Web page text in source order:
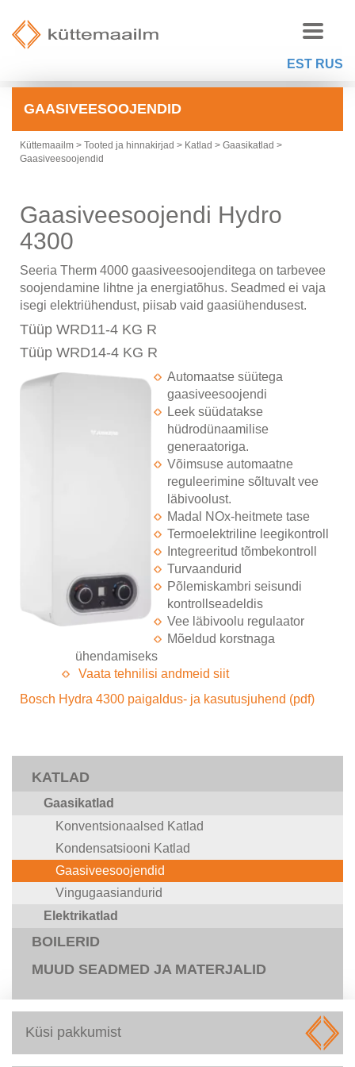
EST RUS
GAASIVEESOOJENDID
Küttemaailm > Tooted ja hinnakirjad > Katlad > Gaasikatlad >
Gaasiveesoojendid
Gaasiveesoojendi Hydro
4300
Seeria Therm 4000 gaasiveesoojenditega on tarbevee
soojendamine lihtne ja energiatõhus. Seadmed ei vaja
isegi elektriühendust, piisab vaid gaasiühendusest.
Tüüp WRD11-4 KG R
Tüüp WRD14-4 KG R
Automaatse süütega
gaasiveesoojendi
Leek süüdatakse
hüdrodünaamilise
generaatoriga.
Võimsuse automaatne
reguleerimine sõltuvalt vee
läbivoolust.
Madal NOx-heitmete tase
Termoelektriline leegikontroll
Integreeritud tõmbekontroll
Turvaandurid
Põlemiskambri seisundi
kontrollseadeldis
Vee läbivoolu regulaator
Mõeldud korstnaga
ühendamiseks
Vaata tehnilisi andmeid siit
Bosch Hydra 4300 paigaldus- ja kasutusjuhend (pdf)
KATLAD
Gaasikatlad
Konventsionaalsed Katlad
Kondensatsiooni Katlad
Gaasiveesoojendid
Vingugaasiandurid
Elektrikatlad
BOILERID
MUUD SEADMED JA MATERJALID
Küsi pakkumist